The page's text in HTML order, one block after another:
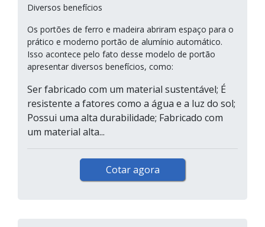
Diversos benefícios
Os portões de ferro e madeira abriram espaço para o
prático e moderno portão de alumínio automático.
Isso acontece pelo fato desse modelo de portão
apresentar diversos benefícios, como:
Ser fabricado com um material sustentável; É
resistente a fatores como a água e a luz do sol;
Possui uma alta durabilidade; Fabricado com
um material alta...
Cotar agora